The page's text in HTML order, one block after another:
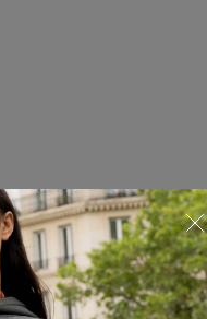
Оплата и доставка